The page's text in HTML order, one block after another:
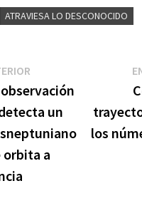
ATRAVIESA LO DESCONOCIDO
Entrada
anterior:
un
orbita a
los